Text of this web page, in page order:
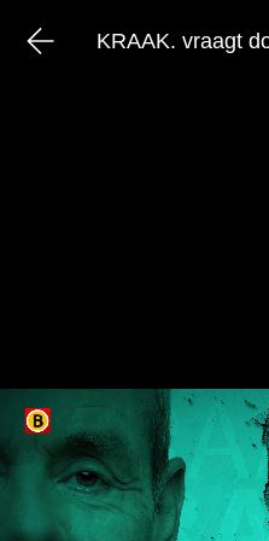
KRAAK. vraagt